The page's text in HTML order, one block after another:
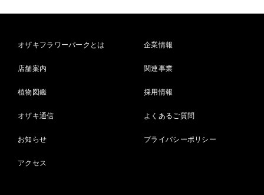
オザキフラワーパークとは
店舗案内
植物図鑑
オザキ通信
お知らせ
アクセス
企業情報
関連事業
採用情報
よくあるご質問
プライバシーポリシー